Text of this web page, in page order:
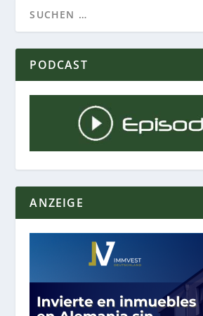
PODCAST
ANZEIGE